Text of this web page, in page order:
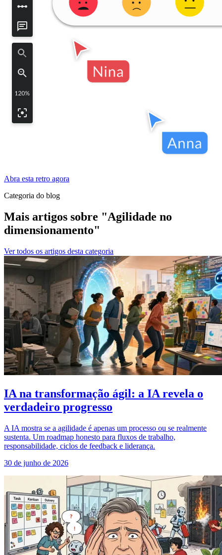
Abra esta retro agora
Categoria do blog
Mais artigos sobre "Agilidade no
dimensionamento"
Ver todos os artigos desta categoria
IA na transformação ágil: a IA revela o
verdadeiro progresso
A IA mostra se a agilidade é apenas um processo ou se realmente
sustenta. Um roadmap honesto para fluxos de trabalho,
responsabilidade, ciclos de feedback e liderança.
30 de junho de 2026